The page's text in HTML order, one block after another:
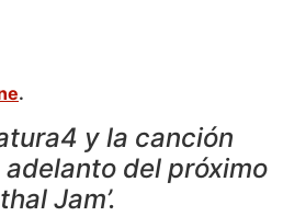
.
y la canción
adelanto del próximo
Jam’.